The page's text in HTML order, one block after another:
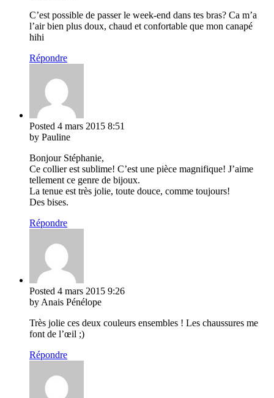
C’est possible de passer le week-end dans tes bras? Ca m’a
l’air bien plus doux, chaud et confortable que mon canapé
hihi
Répondre
Posted 4 mars 2015 8:51
by Pauline
Bonjour Stéphanie,
Ce collier est sublime! C’est une pièce magnifique! J’aime
tellement ce genre de bijoux.
La tenue est très jolie, toute douce, comme toujours!
Des bises.
Répondre
Posted 4 mars 2015 9:26
by Anais Pénélope
Très jolie ces deux couleurs ensembles ! Les chaussures me
font de l’œil ;)
Répondre